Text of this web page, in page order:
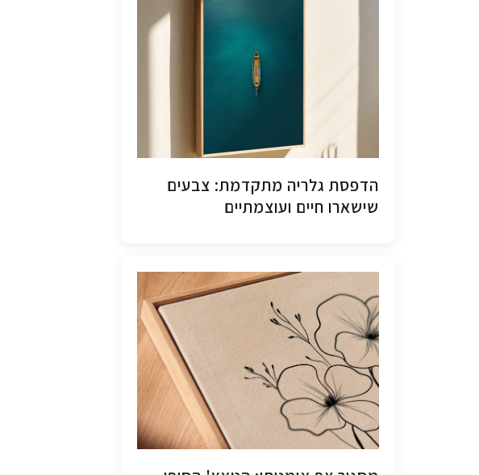
הדפסת גלריה מתקדמת: צבעים
שישארו חיים ועוצמתיים